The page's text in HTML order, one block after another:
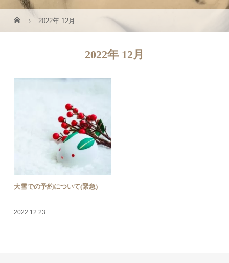
2022年 12月
2022年 12月
大雪での予約について(緊急)
2022.12.23